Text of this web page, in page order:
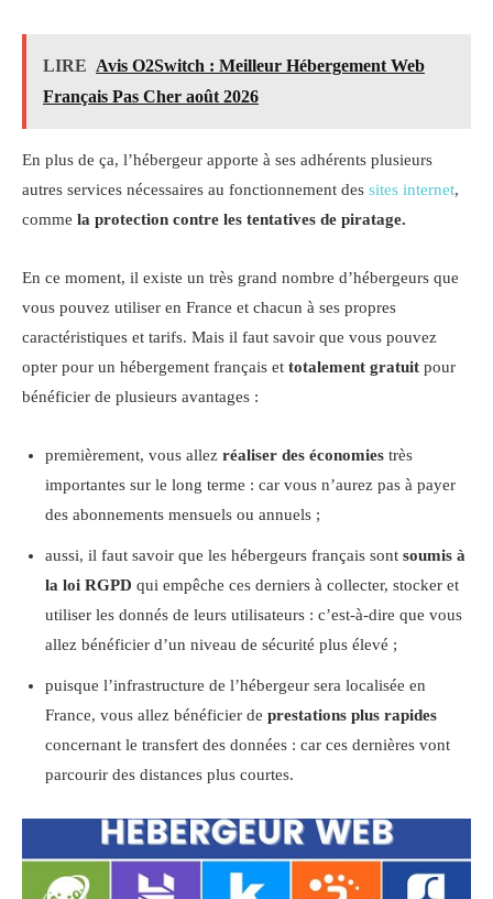
LIRE Avis O2Switch : Meilleur Hébergement Web
Français Pas Cher août 2026
En plus de ça, l’hébergeur apporte à ses adhérents plusieurs
autres services nécessaires au fonctionnement des sites internet,
comme la protection contre les tentatives de piratage.
En ce moment, il existe un très grand nombre d’hébergeurs que
vous pouvez utiliser en France et chacun à ses propres
caractéristiques et tarifs. Mais il faut savoir que vous pouvez
opter pour un hébergement français et totalement gratuit pour
bénéficier de plusieurs avantages :
premièrement, vous allez réaliser des économies très
importantes sur le long terme : car vous n’aurez pas à payer
des abonnements mensuels ou annuels ;
aussi, il faut savoir que les hébergeurs français sont soumis à
la loi RGPD qui empêche ces derniers à collecter, stocker et
utiliser les donnés de leurs utilisateurs : c’est-à-dire que vous
allez bénéficier d’un niveau de sécurité plus élevé ;
puisque l’infrastructure de l’hébergeur sera localisée en
France, vous allez bénéficier de prestations plus rapides
concernant le transfert des données : car ces dernières vont
parcourir des distances plus courtes.